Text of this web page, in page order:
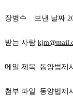
장병수 보낸 날짜
받는 사람
메일 제목 동양법제
첨부 파일 동양법제